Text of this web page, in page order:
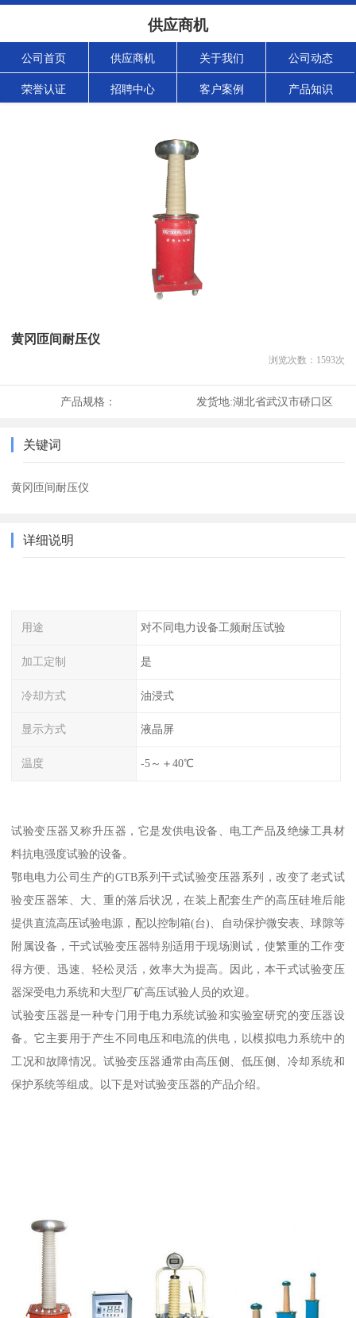
供应商机
公司首页 供应商机 关于我们 公司动态
荣誉认证 招聘中心 客户案例 产品知识
黄冈匝间耐压仪
浏览次数： 1593次
产品规格： 发货地:湖北省武汉市硚口区
关键词
黄冈匝间耐压仪
详细说明
用途 对不同电力设备工频耐压试验
加工定制 是
冷却方式 油浸式
显示方式 液晶屏
温度 -5～＋40℃
试验变压器又称升压器，它是发供电设备、电工产品及绝缘工具材
料抗电强度试验的设备。
鄂电电力公司生产的GTB系列干式试验变压器系列，改变了老式试
验变压器笨、大、重的落后状况，在装上配套生产的高压硅堆后能
提供直流高压试验电源，配以控制箱(台)、自动保护微安表、球隙等
附属设备，干式试验变压器特别适用于现场测试，使繁重的工作变
得方便、迅速、轻松灵活，效率大为提高。因此，本干式试验变压
器深受电力系统和大型厂矿高压试验人员的欢迎。
试验变压器是一种专门用于电力系统试验和实验室研究的变压器设
备。它主要用于产生不同电压和电流的供电，以模拟电力系统中的
工况和故障情况。试验变压器通常由高压侧、低压侧、冷却系统和
保护系统等组成。以下是对试验变压器的产品介绍。